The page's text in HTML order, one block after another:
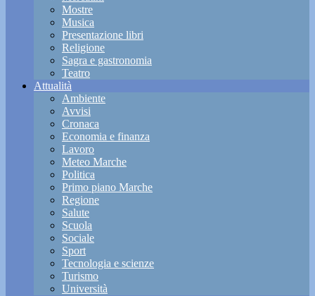
Mostre
Musica
Presentazione libri
Religione
Sagra e gastronomia
Teatro
Attualità
Ambiente
Avvisi
Cronaca
Economia e finanza
Lavoro
Meteo Marche
Politica
Primo piano Marche
Regione
Salute
Scuola
Sociale
Sport
Tecnologia e scienze
Turismo
Università